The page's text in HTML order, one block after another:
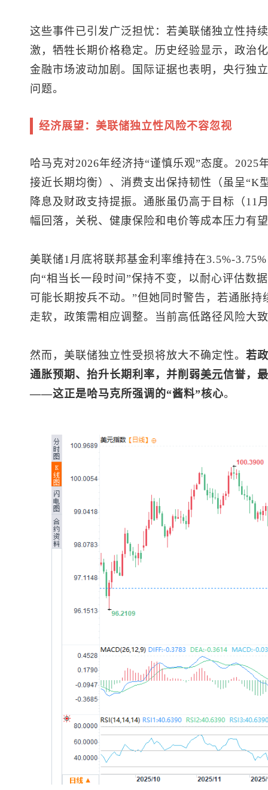
这些事件已引发广泛担忧：若美联储独立性持
激，牺牲长期价格稳定。历史经验显示，政治
金融市场波动加剧。国际证据也表明，央行独
问题。
经济展望：美联储独立性风险不容忽视
哈马克对2026年经济持“谨慎乐观”态度。2025
接近长期均衡）、消费支出保持韧性（虽呈“K
降息及财政支持提振。通胀虽仍高于目标（11
幅回落，关税、健康保险和电价等成本压力有
美联储1月底将联邦基金利率维持在3.5%-
向“相当长一段时间”保持不变，以耐心评估数
可能长期按兵不动。”但她同时警告，若通胀
走软，政策需相应调整。当前高低路径风险大
然而，美联储独立性受损将放大不确定性。 若
通胀预期、抬升长期利率，并削弱美元信誉，
——这正是哈马克所强调的“酱料”核心。